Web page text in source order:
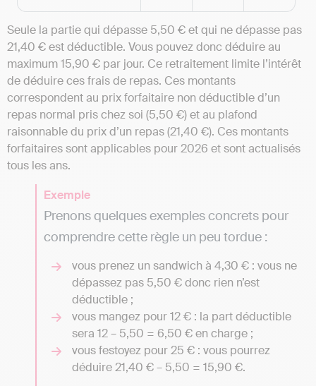
Seule la partie qui dépasse 5,50 € et qui ne dépasse pas
21,40 € est déductible. Vous pouvez donc déduire au
maximum 15,90 € par jour. Ce retraitement limite l’intérêt
de déduire ces frais de repas. Ces montants
correspondent au prix forfaitaire non déductible d’un
repas normal pris chez soi (5,50 €) et au plafond
raisonnable du prix d’un repas (21,40 €). Ces montants
forfaitaires sont applicables pour 2026 et sont actualisés
tous les ans.
Exemple
Prenons quelques exemples concrets pour
comprendre cette règle un peu tordue :
vous prenez un sandwich à 4,30 € : vous ne
dépassez pas 5,50 € donc rien n’est
déductible ;
vous mangez pour 12 € : la part déductible
sera 12 – 5,50 = 6,50 € en charge ;
vous festoyez pour 25 € : vous pourrez
déduire 21,40 € – 5,50 = 15,90 €.